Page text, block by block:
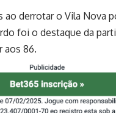
derrotar o Vila Nova
foi o destaque da
aos 86.